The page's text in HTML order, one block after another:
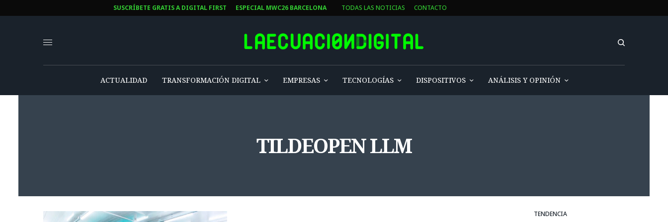
SUSCRÍBETE GRATIS A DIGITAL FIRST ESPECIAL MWC26 BARCELONA TODAS LAS NOTICIAS CONTACTO
ACTUALIDAD TRANSFORMACIÓN DIGITAL EMPRESAS TECNOLOGÍAS DISPOSITIVOS ANÁLISIS Y OPINIÓN
TILDEOPEN LLM
TENDENCIA